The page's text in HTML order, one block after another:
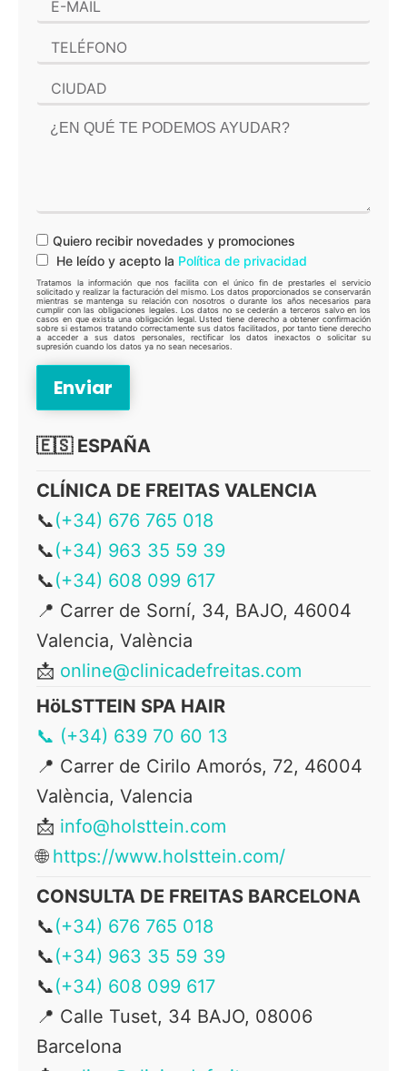
Quiero recibir novedades y promociones
He leído y acepto la Política de privacidad
Tratamos la información que nos facilita con el único fin de prestarles el servicio
solicitado y realizar la facturación del mismo. Los datos proporcionados se conservarán
mientras se mantenga su relación con nosotros o durante los años necesarios para
cumplir con las obligaciones legales. Los datos no se cederán a terceros salvo en los
casos en que exista una obligación legal. Usted tiene derecho a obtener confirmación
sobre si estamos tratando correctamente sus datos facilitados, por tanto tiene derecho
a acceder a sus datos personales, rectificar los datos inexactos o solicitar su
supresión cuando los datos ya no sean necesarios.
🇪🇸 ESPAÑA
CLÍNICA DE FREITAS VALENCIA
📞(+34) 676 765 018
📞(+34) 963 35 59 39
📞(+34) 608 099 617
📍 Carrer de Sorní, 34, BAJO, 46004
Valencia, València
📩 online@clinicadefreitas.com
HöLSTTEIN SPA HAIR
📞 (+34) 639 70 60 13
📍 Carrer de Cirilo Amorós, 72, 46004
València, Valencia
📩 info@holsttein.com
🌐 https://www.holsttein.com/
CONSULTA DE FREITAS BARCELONA
📞(+34) 676 765 018
📞(+34) 963 35 59 39
📞(+34) 608 099 617
📍 Calle Tuset, 34 BAJO, 08006
Barcelona